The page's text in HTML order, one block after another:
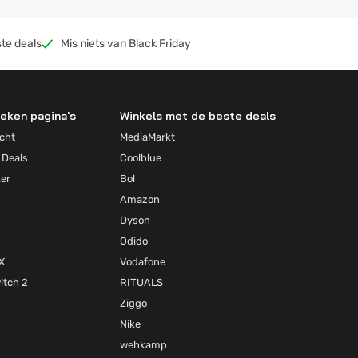
deals Mis niets van Black Friday
pagina's
2
Winkels met de beste deals
MediaMarkt
Coolblue
Bol
Amazon
Dyson
Odido
Vodafone
RITUALS
Ziggo
Nike
wehkamp